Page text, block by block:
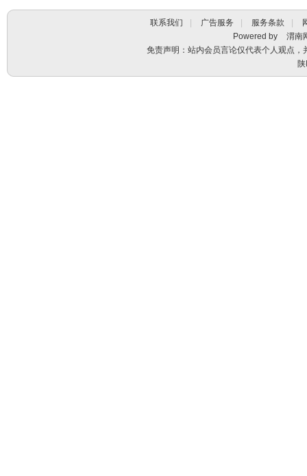
联系我们 广告服务 服务条款
Powered by
渭南
免责声明：站内会员言论仅代表个人观点